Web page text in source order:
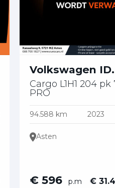
Volkswagen
Cargo L1H1 204
PRO
94.588 km 2023
Asten
€ 596 p.m €